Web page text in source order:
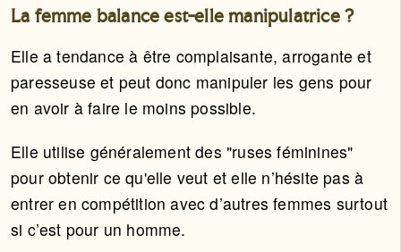
La femme balance est-elle manipulatrice ?
Elle a tendance à être complaisante, arrogante et
paresseuse et peut donc manipuler les gens pour
en avoir à faire le moins possible.
Elle utilise généralement des "ruses féminines"
pour obtenir ce qu'elle veut et elle n’hésite pas à
entrer en compétition avec d’autres femmes surtout
si c’est pour un homme.